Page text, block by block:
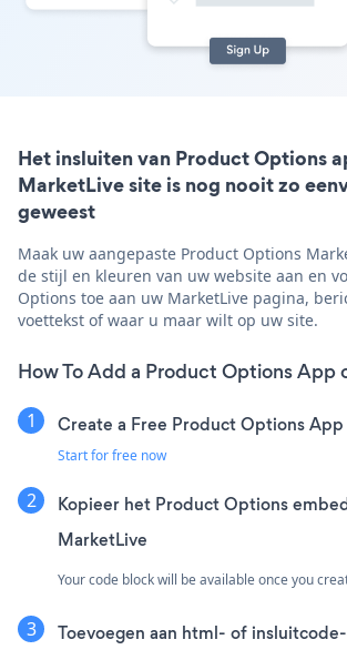
Het insluiten van Product Options
MarketLive site is nog nooit zo
geweest
Maak uw aangepaste Product Options
de stijl en kleuren van uw website aan en
Options toe aan uw MarketLive pagina,
voettekst of waar u maar wilt op uw site.
How To Add a Product Options App
Create a Free Product Options App
Start for free now
Kopieer het Product Options
MarketLive
Your code block will be available once you
Toevoegen aan html- of